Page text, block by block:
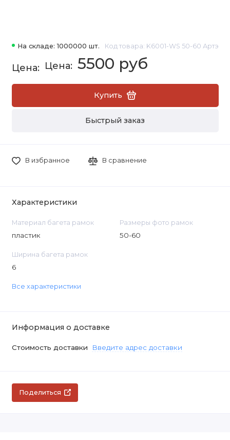
На складе: 1000000 шт. Код товара: K6001-WS 50-60 Артэ
5500 руб
Купить
Быстрый заказ
В избранное В сравнение
Характеристики
Материал багета рамок
пластик
Размеры фото рамок
50-60
Ширина багета рамок
6
Все характеристики
Информация о доставке
Стоимость доставки Введите адрес доставки
Поделиться